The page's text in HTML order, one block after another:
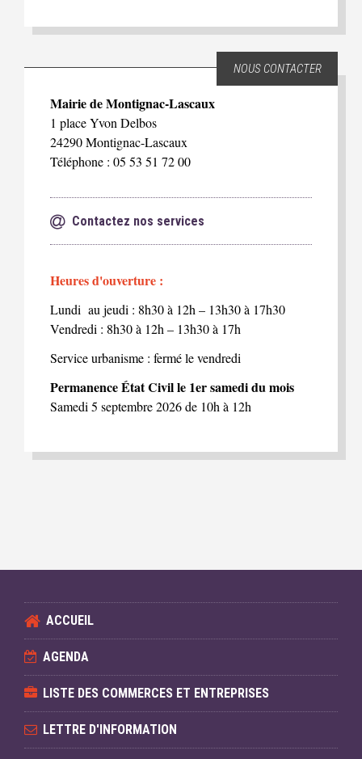
NOUS CONTACTER
Mairie de Montignac-Lascaux
1 place Yvon Delbos
24290 Montignac-Lascaux
Téléphone : 05 53 51 72 00
Contactez nos services
Heures d'ouverture :
Lundi au jeudi : 8h30 à 12h – 13h30 à 17h30
Vendredi : 8h30 à 12h – 13h30 à 17h
Service urbanisme : fermé le vendredi
Permanence État Civil le 1er samedi du mois
Samedi 5 septembre 2026 de 10h à 12h
ACCUEIL
AGENDA
LISTE DES COMMERCES ET ENTREPRISES
LETTRE D'INFORMATION